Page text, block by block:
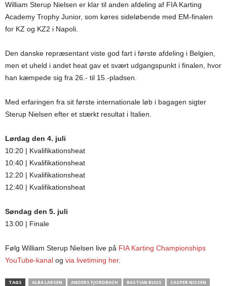
William Sterup Nielsen er klar til anden afdeling af FIA Karting
Academy Trophy Junior, som køres sideløbende med EM-finalen
for KZ og KZ2 i Napoli.
Den danske repræsentant viste god fart i første afdeling i Belgien,
men et uheld i andet heat gav et svært udgangspunkt i finalen, hvor
han kæmpede sig fra 26.- til 15.-pladsen.
Med erfaringen fra sit første internationale løb i bagagen sigter
Sterup Nielsen efter et stærkt resultat i Italien.
Lørdag den 4. juli
10:20 | Kvalifikationsheat
10:40 | Kvalifikationsheat
12:20 | Kvalifikationsheat
12:40 | Kvalifikationsheat
Søndag den 5. juli
13:00 | Finale
Følg William Sterup Nielsen live på FIA Karting Championships
YouTube-kanal og via livetiming her.
TAGS ALBA LARSEN ANDERS FJORDBACH BASTIAN BUUS
CASPER NISSEN